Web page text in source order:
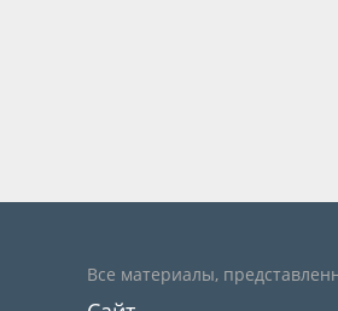
Все материалы,